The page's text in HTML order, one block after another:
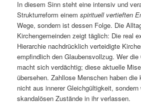
In diesem Sinn steht eine intensiv und
Strukturreform einemspirituell vertieften
Wege, sondern ist dessen Folge. Die
Kirchengemeinden zeigt täglich: Die real
Hierarchie nachdrücklich verteidigte
empfindlich den Glaubensvollzug. Wer
macht sich verdächtig; diese aktuelle
übersehen. Zahllose Menschen haben
nicht aus innerer Gleichgültigkeit, sondern
skandalösen Zustände in ihr verlassen.